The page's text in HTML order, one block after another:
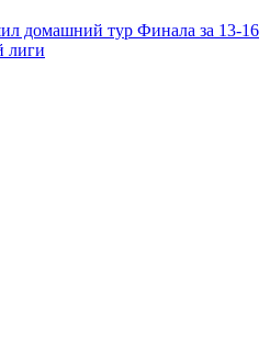
домашний тур Финала за 13-16
лиги